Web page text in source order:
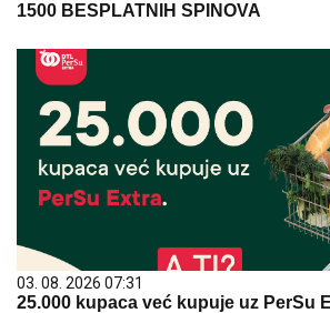
1500 BESPLATNIH SPINOVA
03. 08. 2026 07:31
25.000 kupaca već kupuje uz PerSu